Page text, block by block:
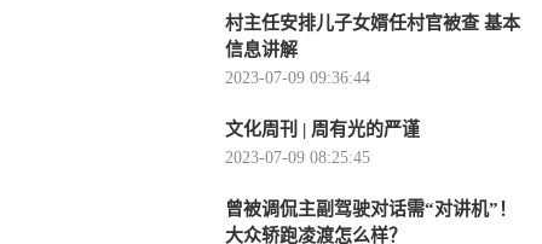
村主任安排儿子女婿任村官被查 基本
信息讲解
2023-07-09 09:36:44
文化周刊 | 周有光的严谨
2023-07-09 08:25:45
曾被调侃主副驾驶对话需“对讲机”！
大众轿跑凌渡怎么样？